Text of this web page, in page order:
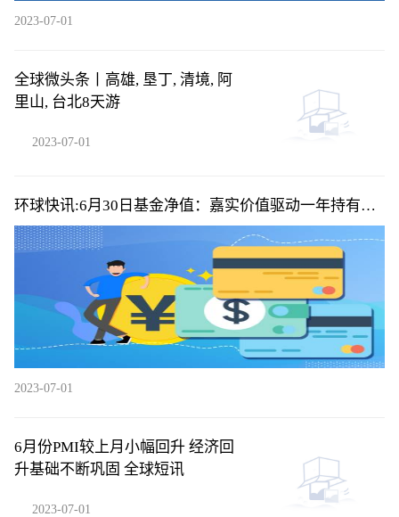
2023-07-01
全球微头条丨高雄, 垦丁, 清境, 阿
里山, 台北8天游
2023-07-01
环球快讯:6月30日基金净值：嘉实价值驱动一年持有期
混合A最新净值0.8907，涨0.7%
2023-07-01
6月份PMI较上月小幅回升 经济回
升基础不断巩固 全球短讯
2023-07-01